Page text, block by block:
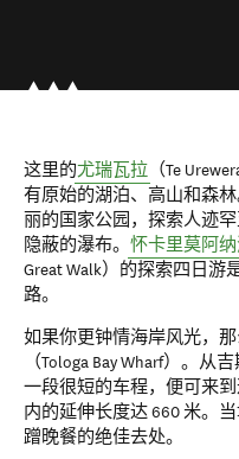
这里的尤瑞瓦拉 （Te
有原始的湖泊、高山和森
丽的国家公园，探索人迹
隐蔽的瀑布。 怀卡里莫阿
Great Walk）的探索四日
路。
如果你更钟情海岸风光，
（Tologa Bay Wharf）。从
一段很短的车程，便可来
内的延伸长度达 660 米。
蹭晚餐的绝佳去处。